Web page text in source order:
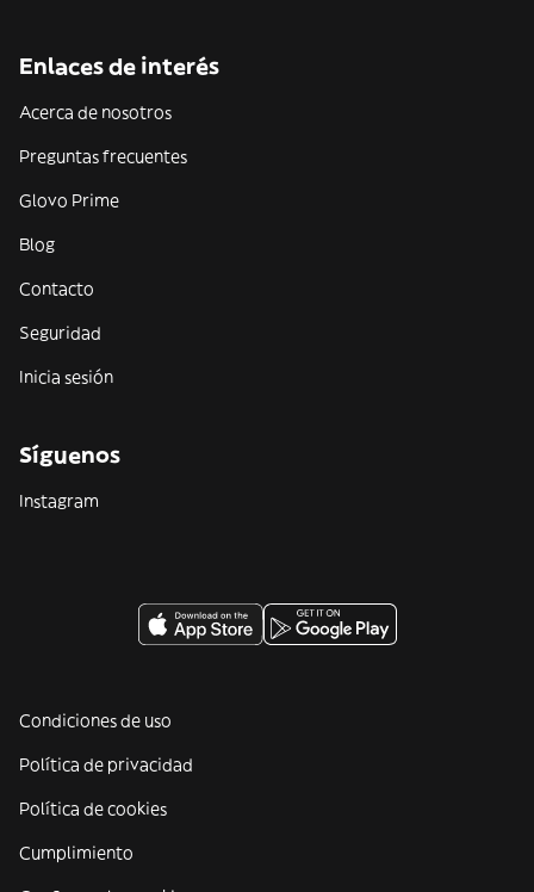
Enlaces de interés
Acerca de nosotros
Preguntas frecuentes
Glovo Prime
Blog
Contacto
Seguridad
Inicia sesión
Síguenos
Instagram
Condiciones de uso
Política de privacidad
Política de cookies
Cumplimiento